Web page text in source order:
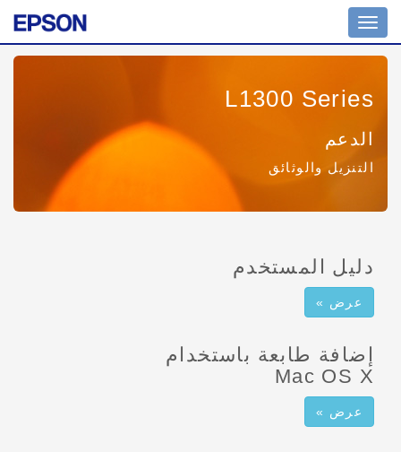
تبديل
التنقل
L1300 Series
الدعم
التنزيل والوثائق
دليل المستخدم
عرض »
إضافة طابعة باستخدام
Mac OS X
عرض »